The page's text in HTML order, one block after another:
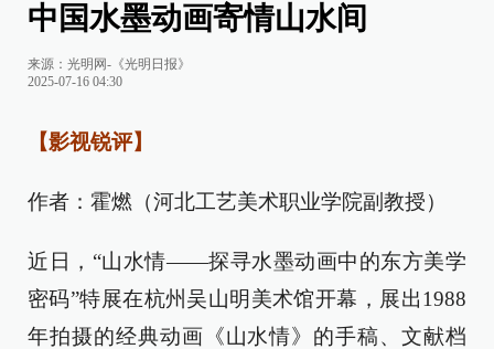
中国水墨动画寄情山水间
来源： 光明网-《光明日报》
2025-07-16 04:30
【影视锐评】
作者：霍燃（河北工艺美术职业学院副教授）
近日，“山水情——探寻水墨动画中的东方美学
密码”特展在杭州吴山明美术馆开幕，展出1988
年拍摄的经典动画《山水情》的手稿、文献档